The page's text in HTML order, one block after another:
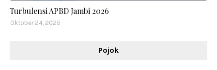
Turbulensi APBD Jambi 2026
Oktober 24, 2025
Pojok